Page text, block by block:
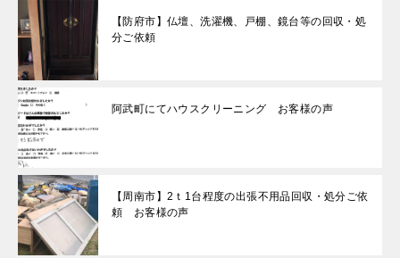
【防府市】仏壇、洗濯機、戸棚、鏡台等の回収・処
分ご依頼
阿武町にてハウスクリーニング お客様の声
【周南市】2ｔ1台程度の出張不用品回収・処分ご依
頼 お客様の声